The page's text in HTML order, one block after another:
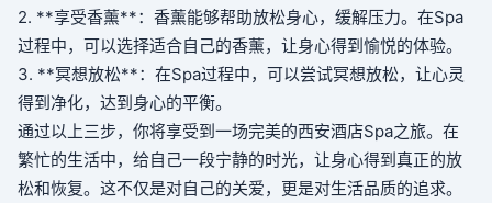
2. **享受香薰**：香薰能够帮助放松身心，缓解压力。在Spa
过程中，可以选择适合自己的香薰，让身心得到愉悦的体验。
3. **冥想放松**：在Spa过程中，可以尝试冥想放松，让心灵
得到净化，达到身心的平衡。
通过以上三步，你将享受到一场完美的西安酒店Spa之旅。在
繁忙的生活中，给自己一段宁静的时光，让身心得到真正的放
松和恢复。这不仅是对自己的关爱，更是对生活品质的追求。